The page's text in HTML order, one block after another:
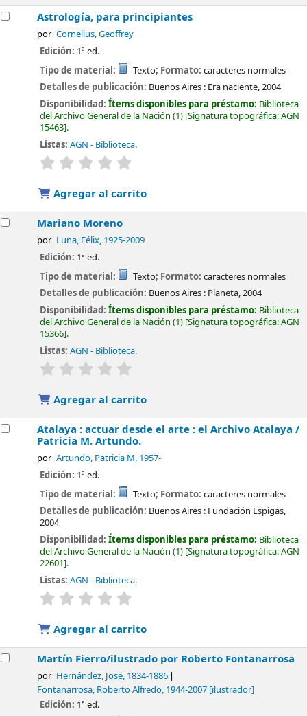
Astrología, para principiantes
por Cornelius, Geoffrey
Edición: 1ª ed.
Tipo de material:
Texto; Formato: caracteres normales
Detalles de publicación: Buenos Aires : Era naciente,2004
Disponibilidad:Ítems disponibles para préstamo: Biblioteca
del Archivo General de la Nación (1) Signatura topográfica:AGN
15463 .
Listas: AGN - Biblioteca.
valoración
Agregar al carrito
Mariano Moreno
por Luna, Félix, 1925-2009
Edición: 1ª ed.
Tipo de material:
Texto; Formato: caracteres normales
Detalles de publicación: Buenos Aires : Planeta,2004
Disponibilidad:Ítems disponibles para préstamo: Biblioteca
del Archivo General de la Nación (1) Signatura topográfica:AGN
15366 .
Listas: AGN - Biblioteca.
valoración
Agregar al carrito
Atalaya : actuar desde el arte : el Archivo Atalaya /
Patricia M. Artundo.
por Artundo, Patricia M, 1957-
Edición: 1ª ed.
Tipo de material:
Texto; Formato: caracteres normales
Detalles de publicación: Buenos Aires : Fundación Espigas,
2004
Disponibilidad:Ítems disponibles para préstamo: Biblioteca
del Archivo General de la Nación (1) Signatura topográfica:AGN
22601 .
Listas: AGN - Biblioteca.
valoración
Agregar al carrito
Martín Fierro/ilustrado por Roberto Fontanarrosa
por Hernández, José, 1834-1886
Fontanarrosa, Roberto Alfredo, 1944-2007 [ilustrador]
Edición: 1ª ed.